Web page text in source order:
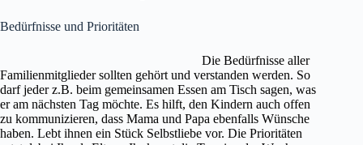
Bedürfnisse und Prioritäten
Die Bedürfnisse aller
Familienmitglieder sollten gehört und verstanden werden. So
darf jeder z.B. beim gemeinsamen Essen am Tisch sagen, was
er am nächsten Tag möchte. Es hilft, den Kindern auch offen
zu kommunizieren, dass Mama und Papa ebenfalls Wünsche
haben. Lebt ihnen ein Stück Selbstliebe vor. Die Prioritäten